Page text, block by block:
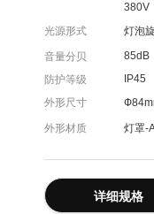
380V
光源形式
灯泡
音量分贝
85dB
防护等级
IP45
外形尺寸
外形材质 灯罩-
详细规格